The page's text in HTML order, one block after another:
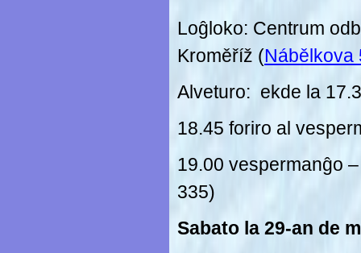
Loĝloko: Centrum
Kroměříž (Nábělkova
Alveturo: ekde la
18.45 foriro al
19.00 vespermanĝo
335)
Sabato la 29-an de